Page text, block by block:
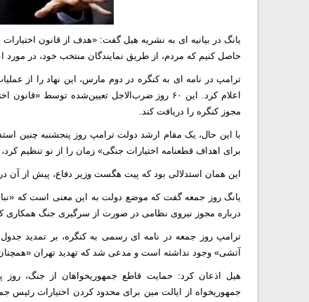
یانگ در بیانیه‌ ای به نشریه هیل گفت: «هدف از قانون
حاصل کنیم که مردم، از طریق نمایندگان منتخب خود، در مورد
اعلام کرد. این ۶۰ روز ضرب‌الاجل تعیین‌شده
مجوز کنگره را دریافت کند.
برای اهداف قطعنامه اختیارات جنگی» زمان را از نو تنظیم
این همان استدلالی بود که پیت هگست وزیر دفاع، پیش از
یانگ روز جمعه گفت که موضع دولت به این معنی است که
درباره مجوز نیروی نظامی در صورت از سرگیری جنگ همکاری
ترامپ روز جمعه در نامه ای رسمی به کنگره، بر تمدید
آتشی» وجود نداشته است و مدعی شد که تهدید تهران
هیل اذعان کرد: حمایت قاطع جمهوریخواهان از جنگ، روز
جمهوریخواه از ایالت مین برای محدود کردن اختیارات رئیس